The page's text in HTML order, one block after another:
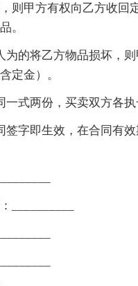
则甲方有权向乙方收回
。
为的将乙方物品损坏，
定金）。
一式两份，买卖双方各执
签字即生效，在合同有
__________